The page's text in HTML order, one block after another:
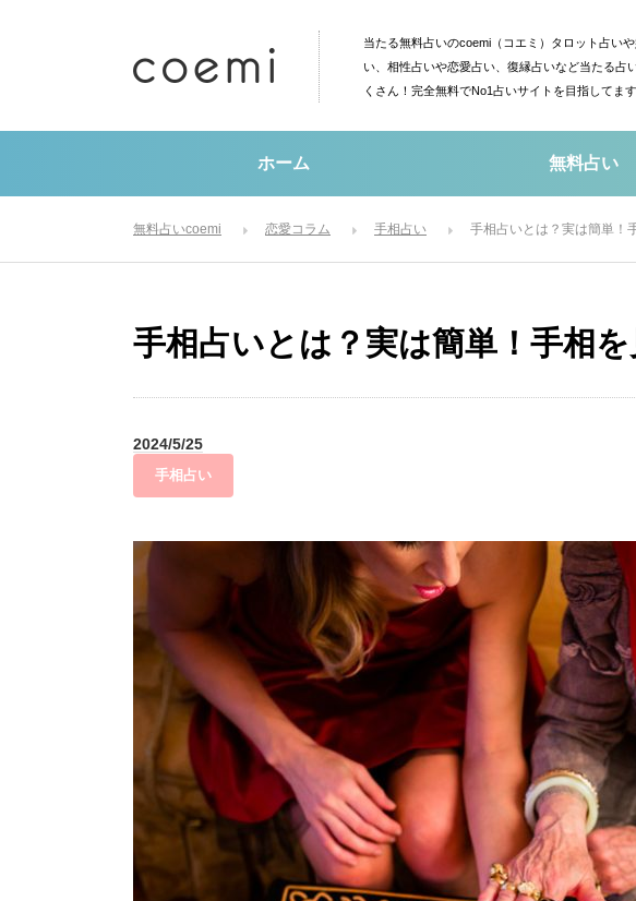
当たる無料占いのcoemi（コエミ）タロット占い
い、相性占いや恋愛占い、復縁占いなど当たる占
くさん！完全無料でNo1占いサイトを目指してま
ホーム 無料占い
無料占いcoemi 恋愛コラム 手相占い 手相占いとは？実は簡単！
手相占いとは？実は簡単！手相を
2024/5/25
手相占い